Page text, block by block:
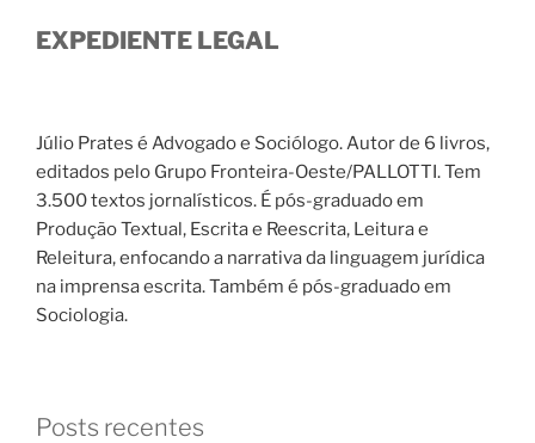
EXPEDIENTE LEGAL
Júlio Prates é Advogado e Sociólogo. Autor de 6 livros,
editados pelo Grupo Fronteira-Oeste/PALLOTTI. Tem
3.500 textos jornalísticos. É pós-graduado em
Produção Textual, Escrita e Reescrita, Leitura e
Releitura, enfocando a narrativa da linguagem jurídica
na imprensa escrita. Também é pós-graduado em
Sociologia.
Posts recentes